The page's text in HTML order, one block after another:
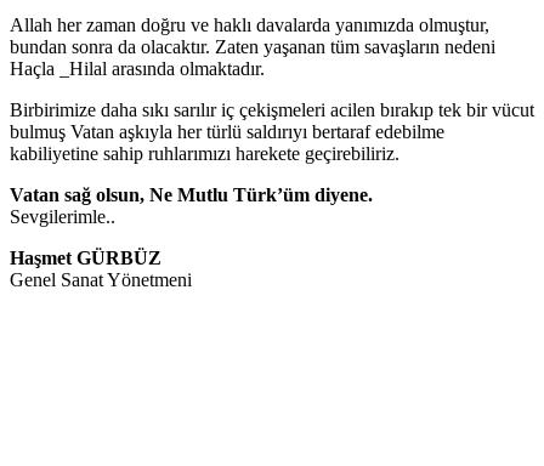
Allah her zaman doğru ve haklı davalarda yanımızda olmuştur,
bundan sonra da olacaktır. Zaten yaşanan tüm savaşların nedeni
Haçla _Hilal arasında olmaktadır.
Birbirimize daha sıkı sarılır iç çekişmeleri acilen bırakıp tek bir vücut
bulmuş Vatan aşkıyla her türlü saldırıyı bertaraf edebilme
kabiliyetine sahip ruhlarımızı harekete geçirebiliriz.
Vatan sağ olsun, Ne Mutlu Türk’üm diyene.
Sevgilerimle..
Haşmet GÜRBÜZ
Genel Sanat Yönetmeni